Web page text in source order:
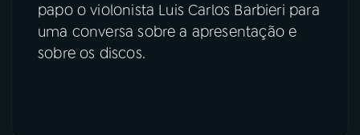
papo o violonista Luis Carlos Barbieri para
uma conversa sobre a apresentação e
sobre os discos.